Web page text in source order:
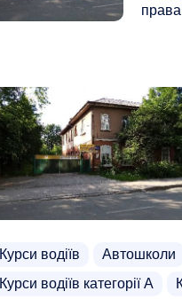
Курси водіїв Автошколи
Курси водіїв категорії А